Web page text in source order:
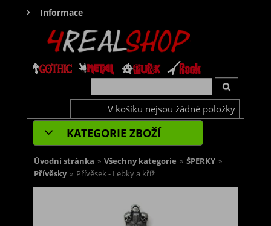
Informace
V košíku nejsou žádné položky
KATEGORIE ZBOŽÍ
Úvodní stránka » Všechny kategorie » ŠPERKY »
Přívěsky » Přívěsek - Lebky a kříž